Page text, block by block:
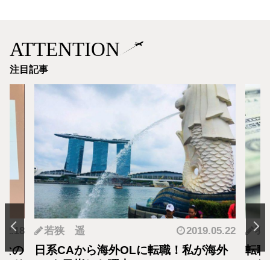
ATTENTION
注目記事
の
若狭 遥 2019.05.22
日系CAから海外OLに転職！私が海外
羽
転